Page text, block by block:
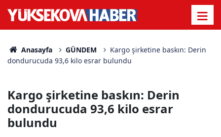
Anasayfa GÜNDEM
Kargo şirketine baskın: Derin
dondurucuda 93,6 kilo esrar bulundu
Kargo şirketine baskın: Derin
dondurucuda 93,6 kilo esrar
bulundu